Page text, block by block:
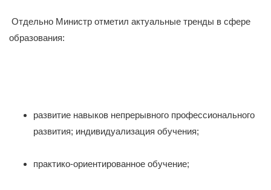
Отдельно Министр отметил актуальные тренды в сфере
образования:
развитие навыков непрерывного профессионального
развития; индивидуализация обучения;
практико-ориентированное обучение;